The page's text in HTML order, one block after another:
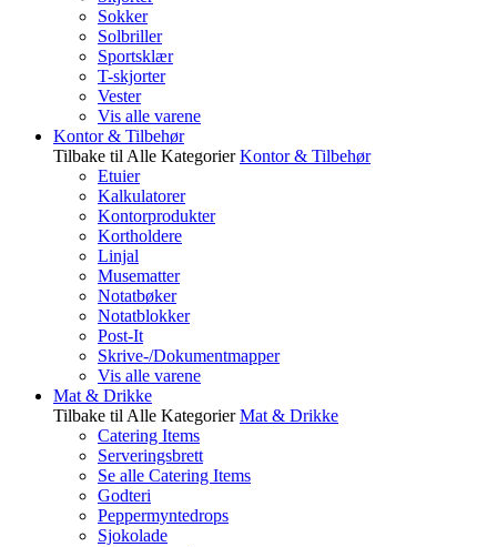
Sokker
Solbriller
Sportsklær
T-skjorter
Vester
Vis alle varene
Kontor & Tilbehør
Tilbake til Alle Kategorier Kontor & Tilbehør
Etuier
Kalkulatorer
Kontorprodukter
Kortholdere
Linjal
Musematter
Notatbøker
Notatblokker
Post-It
Skrive-/Dokumentmapper
Vis alle varene
Mat & Drikke
Tilbake til Alle Kategorier Mat & Drikke
Catering Items
Serveringsbrett
Se alle Catering Items
Godteri
Peppermyntedrops
Sjokolade